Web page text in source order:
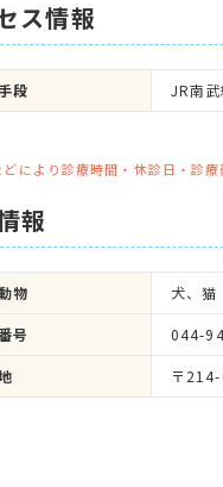
ス情報
段 JR南
により診療時間・休診日・診療
報
物 犬、猫
号 044-
〒